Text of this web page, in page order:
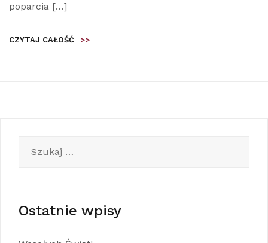
poparcia […]
CZYTAJ CAŁOŚĆ >>
Ostatnie wpisy